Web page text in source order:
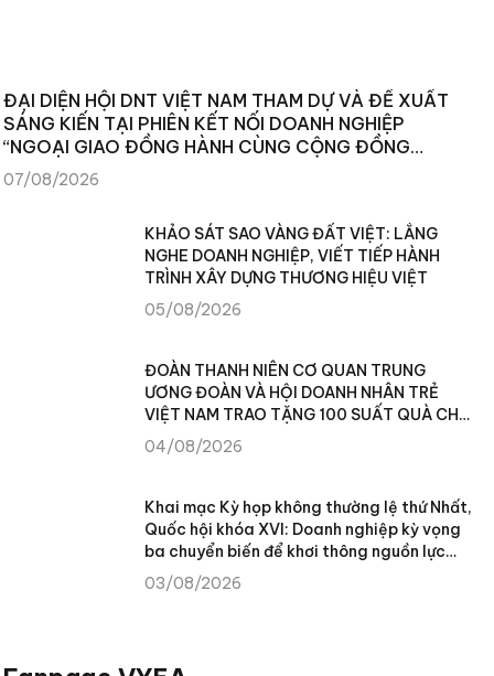
ĐẠI DIỆN HỘI DNT VIỆT NAM THAM DỰ VÀ ĐỀ XUẤT
SÁNG KIẾN TẠI PHIÊN KẾT NỐI DOANH NGHIỆP
“NGOẠI GIAO ĐỒNG HÀNH CÙNG CỘNG ĐỒNG
DOANH NGHIỆP”
07/08/2026
KHẢO SÁT SAO VÀNG ĐẤT VIỆT: LẮNG
NGHE DOANH NGHIỆP, VIẾT TIẾP HÀNH
TRÌNH XÂY DỰNG THƯƠNG HIỆU VIỆT
05/08/2026
ĐOÀN THANH NIÊN CƠ QUAN TRUNG
ƯƠNG ĐOÀN VÀ HỘI DOANH NHÂN TRẺ
VIỆT NAM TRAO TẶNG 100 SUẤT QUÀ CHO
NHÂN DÂN XÃ TÙNG VÀI (TUYÊN QUANG)
04/08/2026
Khai mạc Kỳ họp không thường lệ thứ Nhất,
Quốc hội khóa XVI: Doanh nghiệp kỳ vọng
ba chuyển biến để khơi thông nguồn lực
phát triển
03/08/2026